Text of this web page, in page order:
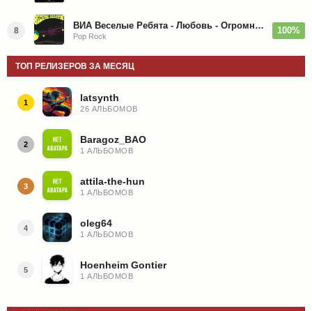
8 ВИА Веселые Ребята - Любовь - Огромная Страна - 1974/2026
Pop Rock
100%
ТОП РЕЛИЗЕРОВ ЗА МЕСЯЦ
1 latsynth
26 АЛЬБОМОВ
2 Baragoz_BAO
1 АЛЬБОМОВ
3 attila-the-hun
1 АЛЬБОМОВ
4 oleg64
1 АЛЬБОМОВ
5 Hoenheim Gontier
1 АЛЬБОМОВ